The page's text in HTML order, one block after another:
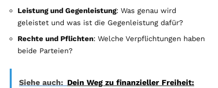
Leistung und Gegenleistung: Was genau wird
geleistet und was ist die Gegenleistung dafür?
Rechte und Pflichten: Welche Verpflichtungen haben
beide Parteien?
Siehe auch: Dein Weg zu finanzieller Freiheit: